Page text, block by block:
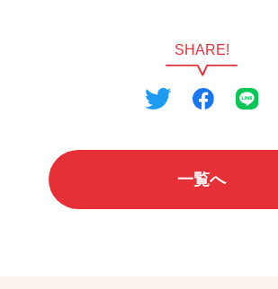
SHARE!
一覧へ